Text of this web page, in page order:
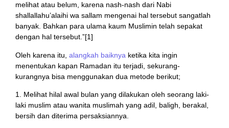
melihat atau belum, karena nash-nash dari Nabi
shallallahu’alaihi wa sallam mengenai hal tersebut sangatlah
banyak. Bahkan para ulama kaum Muslimin telah sepakat
dengan hal tersebut.”[1]
Oleh karena itu, alangkah baiknya ketika kita ingin
menentukan kapan Ramadan itu terjadi, sekurang-
kurangnya bisa menggunakan dua metode berikut;
1. Melihat hilal awal bulan yang dilakukan oleh seorang laki-
laki muslim atau wanita muslimah yang adil, baligh, berakal,
bersih dan diterima persaksiannya.